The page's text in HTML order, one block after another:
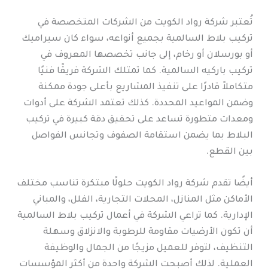
تُعتبر شركة رواد الكويت من الشركات المتخصصة في
تركيب بلاط السالمية بجميع أنواعه، سواء كان سيراميك
أو بورسلان أو رخام، إلى جانب تخصصها المعروف في
تركيب باركيه السالمية. كما تمتلك الشركة فريقًا فنيًا
متكاملاً قادرًا على تنفيذ المشاريع بأعلى جودة ممكنة
وضمن المواعيد المحددة. كذلك تعتمد الشركة على أدوات
ومعدات متطورة تساعد على تحقيق دقة كبيرة في تركيب
البلاط بما يضمن استقامة الصفوف وتجانس الفواصل
بين القطع.
أيضًا تقدم شركة رواد الكويت حلولًا مبتكرة تناسب مختلف
الأماكن مثل المنازل، المحلات التجارية، الفلل، والمباني
الإدارية. كما تراعي الشركة في أعمال تركيب بلاط السالمية
أن تكون الأرضيات مقاومة للرطوبة والانزلاق وسهلة
التنظيف، لتوفر للعميل مزيجًا من الجمال والوظيفة
العملية. لذلك أصبحت الشركة واحدة من أكثر المؤسسات